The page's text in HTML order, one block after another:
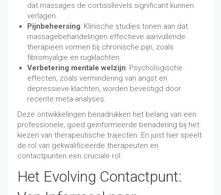
dat massages de cortisollevels significant kunnen
verlagen.
Pijnbeheersing: Klinische studies tonen aan dat
massagebehandelingen effectieve aanvullende
therapieën vormen bij chronische pijn, zoals
fibromyalgie en rugklachten.
Verbetering mentale welzijn: Psychologische
effecten, zoals vermindering van angst en
depressieve klachten, worden bevestigd door
recente meta-analyses.
Deze ontwikkelingen benadrukken het belang van een
professionele, goed geïnformeerde benadering bij het
kiezen van therapeutische trajecten. En juist hier speelt
de rol van gekwalificeerde therapeuten en
contactpunten een cruciale rol.
Het Evolving Contactpunt: